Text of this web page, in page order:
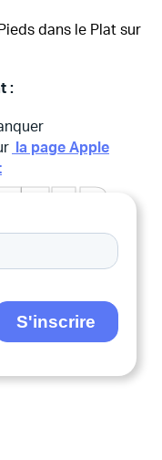
dans le Plat sur
:
la page Apple
TER